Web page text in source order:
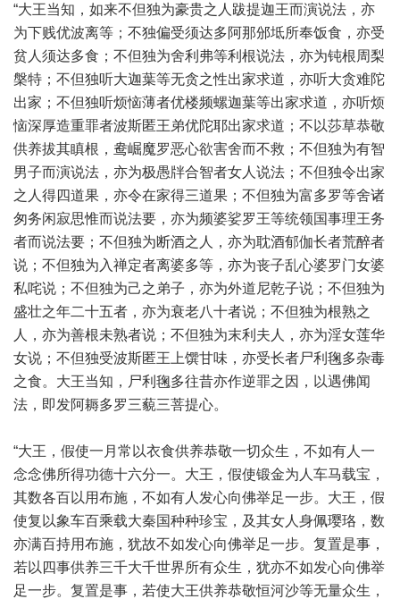
“大王当知，如来不但独为豪贵之人跋提迦王而演说法，亦
为下贱优波离等；不独偏受须达多阿那邠坻所奉饭食，亦受
贫人须达多食；不但独为舍利弗等利根说法，亦为钝根周梨
槃特；不但独听大迦葉等无贪之性出家求道，亦听大贪难陀
出家；不但独听烦恼薄者优楼频螺迦葉等出家求道，亦听烦
恼深厚造重罪者波斯匿王弟优陀耶出家求道；不以莎草恭敬
供养拔其瞋根，鸯崛魔罗恶心欲害舍而不救；不但独为有智
男子而演说法，亦为极愚牉合智者女人说法；不但独令出家
之人得四道果，亦令在家得三道果；不但独为富多罗等舍诸
匆务闲寂思惟而说法要，亦为频婆娑罗王等统领国事理王务
者而说法要；不但独为断酒之人，亦为耽酒郁伽长者荒醉者
说；不但独为入禅定者离婆多等，亦为丧子乱心婆罗门女婆
私咤说；不但独为己之弟子，亦为外道尼乾子说；不但独为
盛壮之年二十五者，亦为衰老八十者说；不但独为根熟之
人，亦为善根未熟者说；不但独为末利夫人，亦为淫女莲华
女说；不但独受波斯匿王上馔甘味，亦受长者尸利毱多杂毒
之食。大王当知，尸利毱多往昔亦作逆罪之因，以遇佛闻
法，即发阿耨多罗三藐三菩提心。
“大王，假使一月常以衣食供养恭敬一切众生，不如有人一
念念佛所得功德十六分一。大王，假使锻金为人车马载宝，
其数各百以用布施，不如有人发心向佛举足一步。大王，假
使复以象车百乘载大秦国种种珍宝，及其女人身佩璎珞，数
亦满百持用布施，犹故不如发心向佛举足一步。复置是事，
若以四事供养三千大千世界所有众生，犹亦不如发心向佛举
足一步。复置是事，若使大王供养恭敬恒河沙等无量众生，